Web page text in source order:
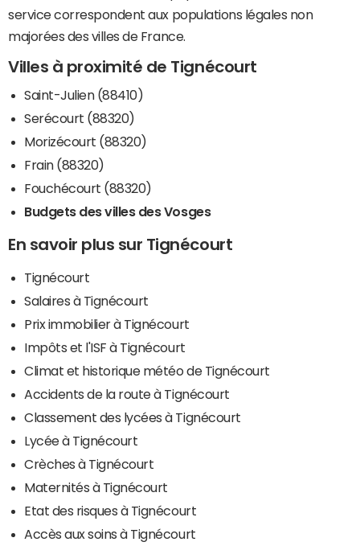
service correspondent aux populations légales non
majorées des villes de France.
Villes à proximité de Tignécourt
Saint-Julien (88410)
Serécourt (88320)
Morizécourt (88320)
Frain (88320)
Fouchécourt (88320)
Budgets des villes des Vosges
En savoir plus sur Tignécourt
Tignécourt
Salaires à Tignécourt
Prix immobilier à Tignécourt
Impôts et l'ISF à Tignécourt
Climat et historique météo de Tignécourt
Accidents de la route à Tignécourt
Classement des lycées à Tignécourt
Lycée à Tignécourt
Crèches à Tignécourt
Maternités à Tignécourt
Etat des risques à Tignécourt
Accès aux soins à Tignécourt